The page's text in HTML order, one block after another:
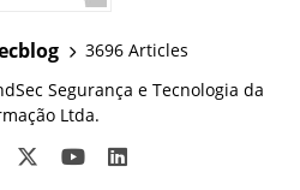
3696 Articles
Segurança e Tecnologia da
Ltda.